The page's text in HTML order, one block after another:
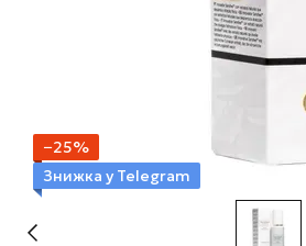
−25%
Знижка у Telegram